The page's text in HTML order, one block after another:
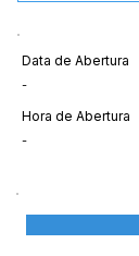
Data de Abertura
-
Hora de Abertura
-